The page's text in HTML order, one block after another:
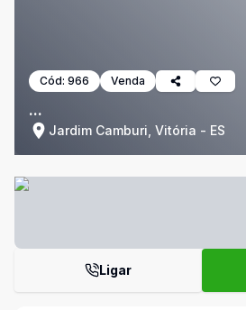
Cód: 966 Venda
...
Jardim Camburi, Vitória - ES
Ligar